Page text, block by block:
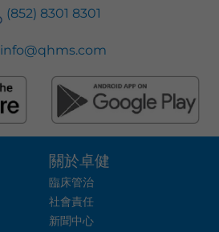
(852) 8301 8301
info@qhms.com
關於卓健
臨床管治
社會責任
新聞中心